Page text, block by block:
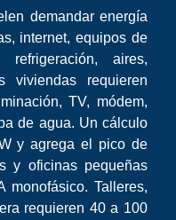
demandar energía
internet, equipos de
aires,
viviendas requieren
TV, módem,
de agua. Un cálculo
y agrega el pico de
y oficinas pequeñas
Talleres,
requieren 40 a 100